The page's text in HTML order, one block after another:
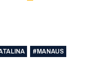
#MANAUS